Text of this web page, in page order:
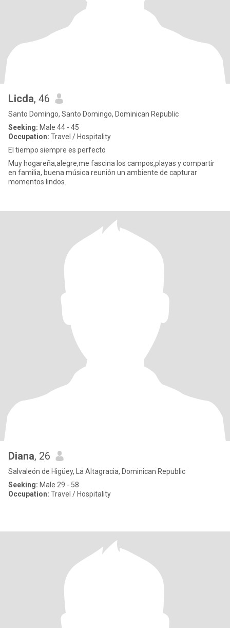
Licda, 46
Santo Domingo, Santo Domingo, Dominican Republic
Seeking: Male 44 - 45
Occupation: Travel / Hospitality
El tiempo siempre es perfecto
Muy hogareña,alegre,me fascina los campos,playas y compartir
en familia, buena música reunión un ambiente de capturar
momentos lindos.
Diana, 26
Salvaleón de Higüey, La Altagracia, Dominican Republic
Seeking: Male 29 - 58
Occupation: Travel / Hospitality